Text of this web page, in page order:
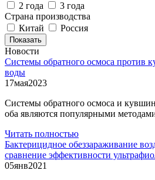
2 года
3 года
Страна производства
Китай
Россия
Показать
Новости
Системы обратного осмоса против
воды
17мая2023
Системы обратного осмоса и
оба являются популярными
Читать полностью
Бактерицидное обеззараживание
сравнение эффективности
05янв2021